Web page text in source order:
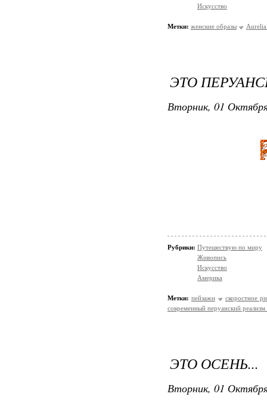
Искусство
Метки: женские образы
ЭТО
Вторник, 01
Рубрики: Путешествую по миру
Живопись
Искусство
Америка
Метки: пейзажи
скоростное
современный перуанский
ЭТО ОСЕНЬ...
Вторник, 01